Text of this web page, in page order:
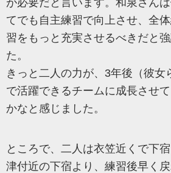
てでも自主練習で向上させ、全
習をもっと充実させるべきだと
た。
きっと二人の力が、3年後（彼女
で活躍できるチームに成長させ
かなと感じました。
ところで、二人は衣笠近くで下
津付近の下宿より、練習後早く